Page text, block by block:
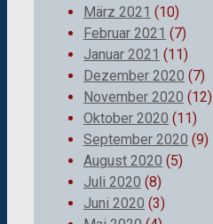
März 2021 (10)
Februar 2021 (7)
Januar 2021 (11)
Dezember 2020 (7)
November 2020 (12)
Oktober 2020 (11)
September 2020 (9)
August 2020 (5)
Juli 2020 (8)
Juni 2020 (3)